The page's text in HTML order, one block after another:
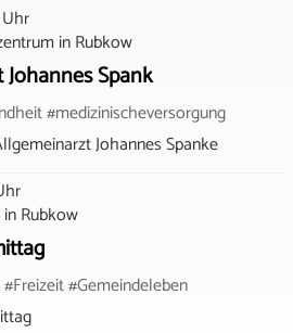
inRubkow
Spank
#medizinischeversorgung
Johannes Spanke
inRubkow
#Gemeindeleben